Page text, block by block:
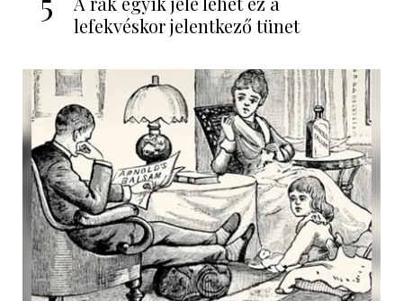
lefekvéskor jelentkező tünet